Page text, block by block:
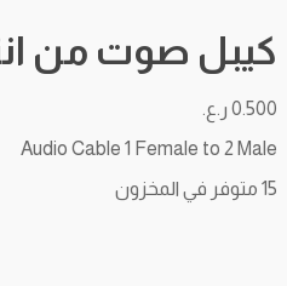
كيبل صوت من انثى
0.500 ر.ع.
Audio Cable 1 Female to 2 Male
15 متوفر في المخزون